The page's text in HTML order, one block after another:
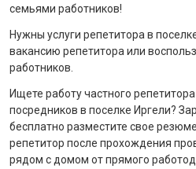
семьями работников!
Нужны услуги репетитора в
вакансию репетитора или
работников.
Ищете работу частного
посредников в поселке Иргели?
бесплатно разместите свое
репетитор после прохождения
рядом с домом от прямого